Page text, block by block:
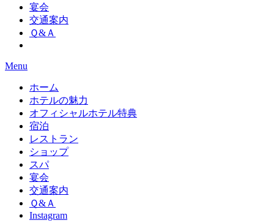
宴会
交通案内
Ｑ&Ａ
Menu
ホーム
ホテルの魅力
オフィシャルホテル特典
宿泊
レストラン
ショップ
スパ
宴会
交通案内
Ｑ&Ａ
Instagram